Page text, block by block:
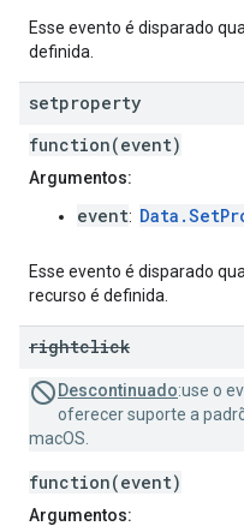
Esse evento é disparado
definida.
setproperty
function(event)
Argumentos:
event:
Esse evento é disparado
recurso é definida.
rightclick
Descontinuado:use o
oferecer suporte a
macOS.
function(event)
Argumentos: